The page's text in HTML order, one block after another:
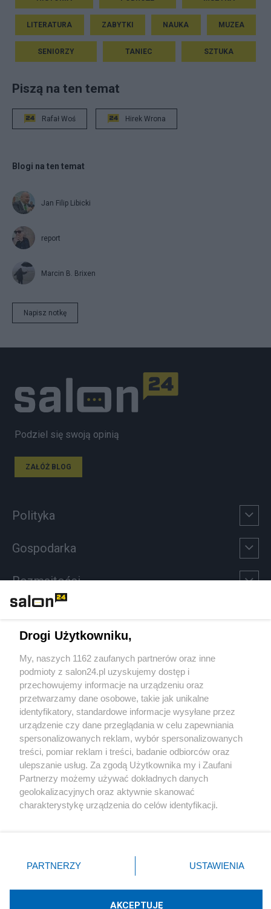
LITERATURA ZABYTKI NAUKA MUZEA
SENIORZY TANIEC SZTUKA
Piszą na ten temat
Rafał Woś Hirek Wrona
Blogi na ten temat
Jan Filip Libicki
report
Marcin B. Brixen
Napisz notkę
Podziel się swoją opinią
ZAŁÓŻ BLOG
Polityka
Gospodarka
Rozmaitości
Sport
Społeczeństwo
Kultura
X Facebook Instagram Youtube
Drogi Użytkowniku,
My, naszych 1162 zaufanych partnerów oraz inne
podmioty z salon24.pl uzyskujemy dostęp i
przechowujemy informacje na urządzeniu oraz
przetwarzamy dane osobowe, takie jak unikalne
identyfikatory, standardowe informacje wysyłane przez
urządzenie czy dane przeglądania w celu zapewniania
spersonalizowanych reklam, wybór spersonalizowanych
treści, pomiar reklam i treści, badanie odbiorców oraz
ulepszanie usług. Za zgodą Użytkownika my i Zaufani
Partnerzy możemy używać dokładnych danych
geolokalizacyjnych oraz aktywnie skanować
charakterystykę urządzenia do celów identyfikacji.
zmienić/wycofać klikając przycisk ustawień prywatności
znajdujący się w lewym dolnym rogu strony
rodzaje przetwarzania danych nie wymagają zgody
użytkownika, ale masz prawo sprzeciwić się takiemu
PARTNERZY USTAWIENIA
AKCEPTUJĘ